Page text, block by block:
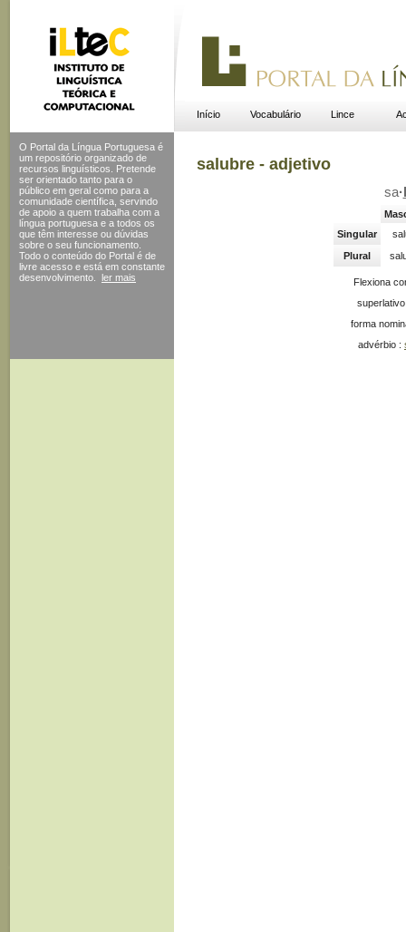
Início Vocabulário Lince
O Portal da Língua Portuguesa é
um repositório organizado de
recursos linguísticos. Pretende
ser orientado tanto para o
público em geral como para a
comunidade científica, servindo
de apoio a quem trabalha com a
língua portuguesa e a todos os
que têm interesse ou dúvidas
sobre o seu funcionamento.
Todo o conteúdo do Portal é de
livre acesso e está em constante
desenvolvimento.
ler mais
salubre - adjetivo
sa·
Singular
Plural
Flexiona
forma
advérbio :